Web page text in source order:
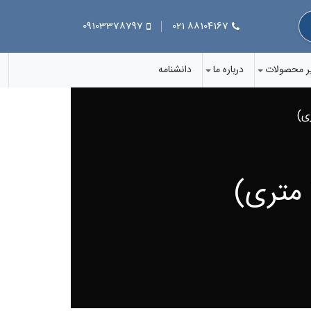
88104167 021
09103378797
محصولات درباره ما دانشنامه